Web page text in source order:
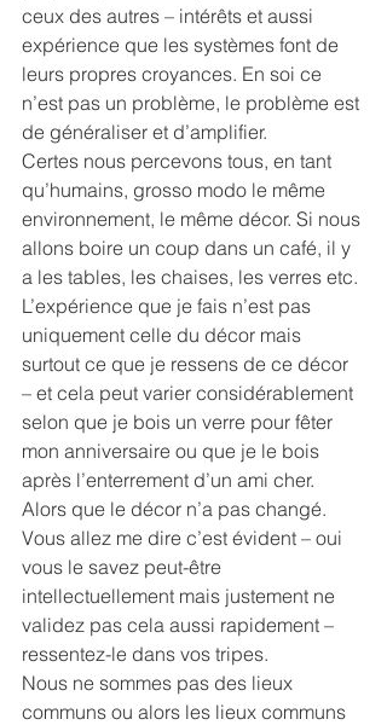
ceux des autres – intérêts et aussi
expérience que les systèmes font de
leurs propres croyances. En soi ce
n’est pas un problème, le problème est
de généraliser et d’amplifier.
Certes nous percevons tous, en tant
qu’humains, grosso modo le même
environnement, le même décor. Si nous
allons boire un coup dans un café, il y
a les tables, les chaises, les verres etc.
L’expérience que je fais n’est pas
uniquement celle du décor mais
surtout ce que je ressens de ce décor
– et cela peut varier considérablement
selon que je bois un verre pour fêter
mon anniversaire ou que je le bois
après l’enterrement d’un ami cher.
Alors que le décor n’a pas changé.
Vous allez me dire c’est évident – oui
vous le savez peut-être
intellectuellement mais justement ne
validez pas cela aussi rapidement –
ressentez-le dans vos tripes.
Nous ne sommes pas des lieux
communs ou alors les lieux communs